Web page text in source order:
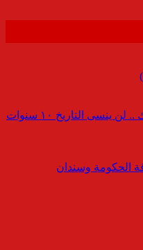
كلمة حق : د.شاكر أديت ماعليك .. لن ينسى التاريخ ١٠ سنوات
الحكومة وسندان